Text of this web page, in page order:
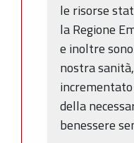
le risorse
la Regione
e inoltre
nostra
della
benessere